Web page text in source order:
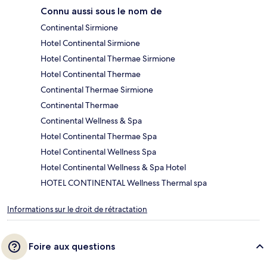
Connu aussi sous le nom de
Continental Sirmione
Hotel Continental Sirmione
Hotel Continental Thermae Sirmione
Hotel Continental Thermae
Continental Thermae Sirmione
Continental Thermae
Continental Wellness & Spa
Hotel Continental Thermae Spa
Hotel Continental Wellness Spa
Hotel Continental Wellness & Spa Hotel
HOTEL CONTINENTAL Wellness Thermal spa
Informations sur le droit de rétractation
Foire aux questions